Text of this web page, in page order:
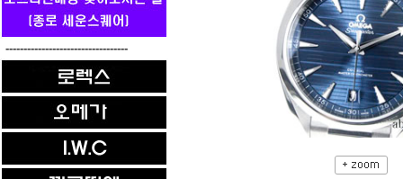
----------------------------------